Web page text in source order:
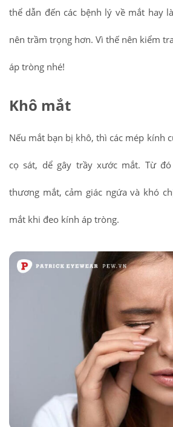
thể dẫn đến các bệnh lý về mắt hay
nên trầm trọng hơn. Vì thế nên kiểm
áp tròng nhé!
Khô mắt
Nếu mắt bạn bị khô, thì các mép kính
cọ sát, dể gây trầy xước mắt. Từ
thương mắt, cảm giác ngứa và khó
mắt khi đeo kính áp tròng.